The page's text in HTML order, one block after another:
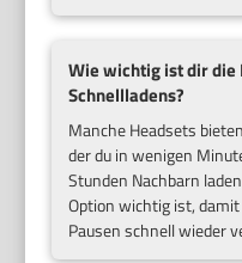
Wie wichtig ist dir
Schnellladens?
Manche Headsets
der du in wenigen
Stunden Nachbarn
Option wichtig ist,
Pausen schnell wieder